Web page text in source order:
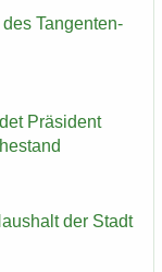
des Tan­gen­ten­
Prä­si­dent
der Stadt